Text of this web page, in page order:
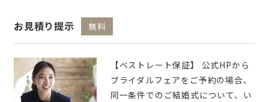
お見積り提示 無料
【ベストレート保証】 公式HPから
ブライダルフェアをご予約の場合、
同一条件でのご結婚式について、い